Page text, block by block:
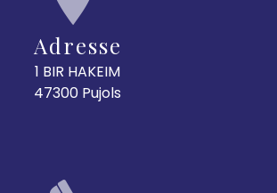
Adresse
1 BIR HAKEIM
47300 Pujols